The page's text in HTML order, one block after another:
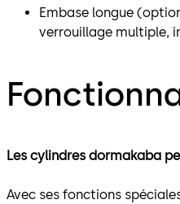
Embase longue
verrouillage multiple,
Les cylindres dormakaba
Avec ses fonctions